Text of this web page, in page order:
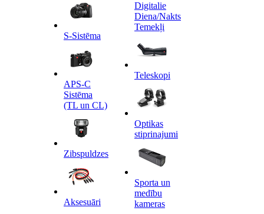
S-Sistēma
APS-C
Sistēma
(TL un CL)
Zibspuldzes
Aksesuāri
Digitalie
Diena/Nakts
Temekļi
Teleskopi
Optikas
stiprinajumi
Sporta un
medību
kameras